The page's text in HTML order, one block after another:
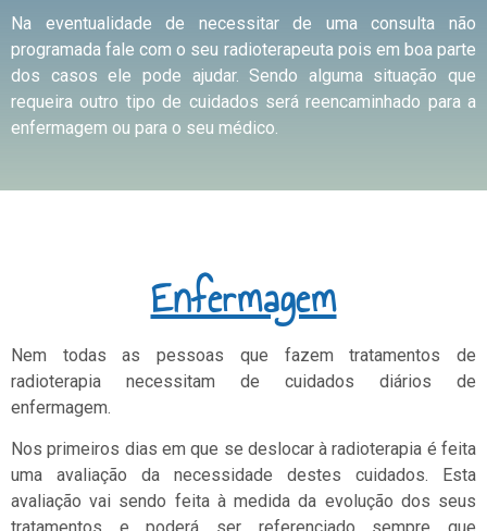
Na eventualidade de necessitar de uma consulta não
programada fale com o seu radioterapeuta pois em boa parte
dos casos ele pode ajudar. Sendo alguma situação que
requeira outro tipo de cuidados será reencaminhado para a
enfermagem ou para o seu médico.
Enfermagem
Nem todas as pessoas que fazem tratamentos de
radioterapia necessitam de cuidados diários de
enfermagem.
Nos primeiros dias em que se deslocar à radioterapia é feita
uma avaliação da necessidade destes cuidados. Esta
avaliação vai sendo feita à medida da evolução dos seus